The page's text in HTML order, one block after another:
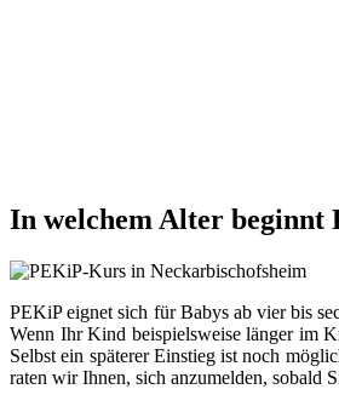
In welchem Alter beginnt
PEKiP eignet sich für Babys ab vier bis
Wenn Ihr Kind beispielsweise länger im
Selbst ein späterer Einstieg ist noch
raten wir Ihnen, sich anzumelden, sobald